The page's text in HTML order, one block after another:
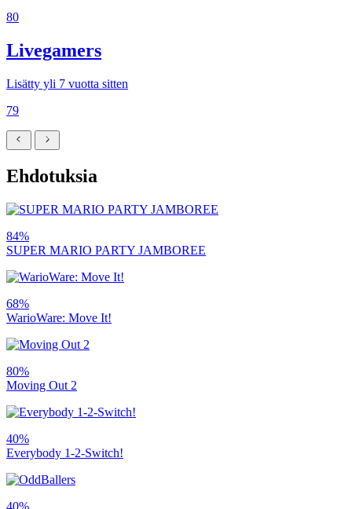
80
Livegamers
Lisätty yli 7 vuotta sitten
79
Ehdotuksia
84%
SUPER MARIO PARTY JAMBOREE
68%
WarioWare: Move It!
80%
Moving Out 2
40%
Everybody 1-2-Switch!
40%